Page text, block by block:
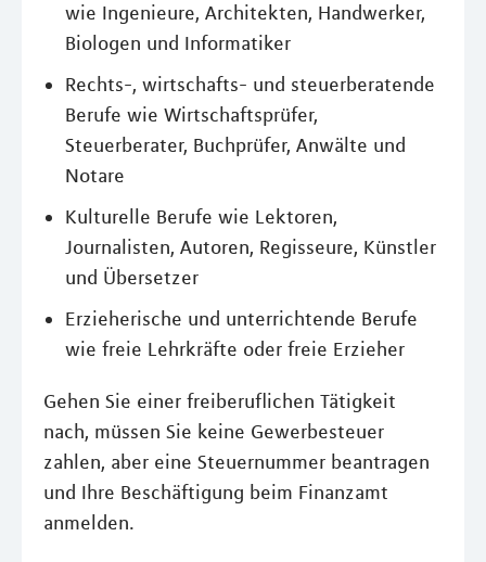
wie Ingenieure, Architekten, Handwerker,
Biologen und Informatiker
Rechts-, wirtschafts- und steuerberatende
Berufe wie Wirtschaftsprüfer,
Steuerberater, Buchprüfer, Anwälte und
Notare
Kulturelle Berufe wie Lektoren,
Journalisten, Autoren, Regisseure, Künstler
und Übersetzer
Erzieherische und unterrichtende Berufe
wie freie Lehrkräfte oder freie Erzieher
Gehen Sie einer freiberuflichen Tätigkeit
nach, müssen Sie keine Gewerbesteuer
zahlen, aber eine Steuernummer beantragen
und Ihre Beschäftigung beim Finanzamt
anmelden.